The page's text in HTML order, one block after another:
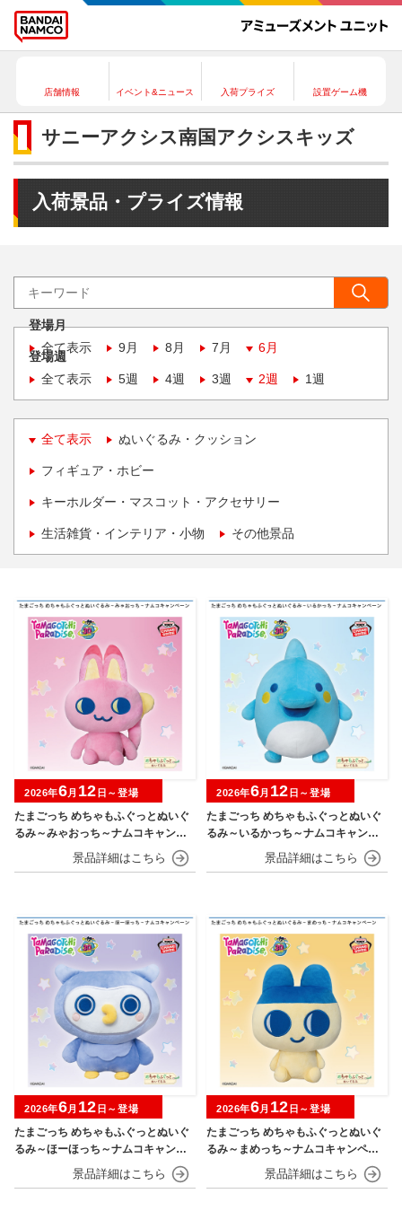
店舗情報 イベント&ニュース 入荷プライズ 設置ゲーム機
サニーアクシス南国アクシスキッズ
入荷景品・プライズ情報
登場月
全て表示
9月 8月 7月 6月
登場週
全て表示
5週 4週 3週 2週 1週
全て表示 ぬいぐるみ・クッション
フィギュア・ホビー
キーホルダー・マスコット・アクセサリー
生活雑貨・インテリア・小物 その他景品
たまごっち めちゃもふぐっとぬいぐ
るみ～みゃおっち～ナムコキャンペ
2026年6月 12 日～登場
たまごっち めちゃもふぐっとぬいぐ
るみ～いるかっち～ナムコキャンペ
2026年6月 12 日～登場
たまごっち めちゃもふぐっとぬいぐ
るみ～ほーほっち～ナムコキャンペ
2026年6月 12 日～登場
たまごっち めちゃもふぐっとぬいぐ
るみ～まめっち～ナムコキャンペー
2026年6月 12 日～登場